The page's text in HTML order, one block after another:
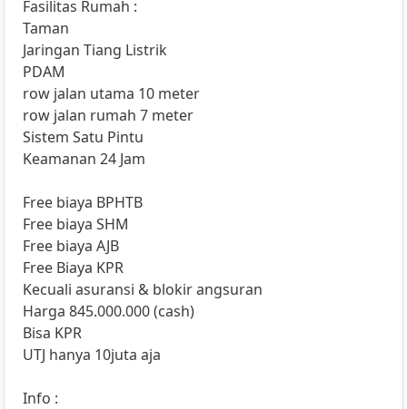
Fasilitas Rumah :
Taman
Jaringan Tiang Listrik
PDAM
row jalan utama 10 meter
row jalan rumah 7 meter
Sistem Satu Pintu
Keamanan 24 Jam
Free biaya BPHTB
Free biaya SHM
Free biaya AJB
Free Biaya KPR
Kecuali asuransi & blokir angsuran
Harga 845.000.000 (cash)
Bisa KPR
UTJ hanya 10juta aja
Info :